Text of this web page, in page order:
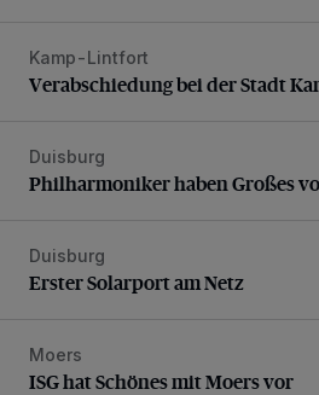
Verabschiedung bei der Stadt
Kamp-Lintfort
Verabschiedung bei der Stadt
Philharmoniker haben Großes vor
Duisburg
Philharmoniker haben Großes
Erster Solarport am Netz
Duisburg
Erster Solarport am Netz
ISG hat Schönes mit Moers vor
Moers
ISG hat Schönes mit Moers vor